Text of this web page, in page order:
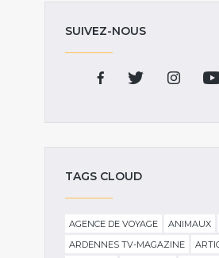
SUIVEZ-NOUS
TAGS CLOUD
AGENCE DE VOYAGE ANIMAUX
ARDENNES TV-MAGAZINE